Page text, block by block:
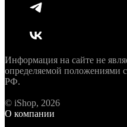
Информация на сайте не
определяемой положениями
РФ.
© iShop, 2026
О компании